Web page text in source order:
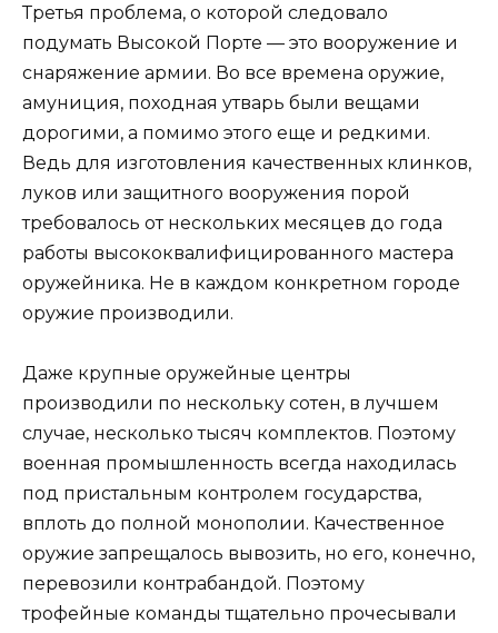
Третья проблема, о которой следовало
подумать Высокой Порте — это вооружение и
снаряжение армии. Во все времена оружие,
амуниция, походная утварь были вещами
дорогими, а помимо этого еще и редкими.
Ведь для изготовления качественных клинков,
луков или защитного вооружения порой
требовалось от нескольких месяцев до года
работы высококвалифицированного мастера
оружейника. Не в каждом конкретном городе
оружие производили.
Даже крупные оружейные центры
производили по нескольку сотен, в лучшем
случае, несколько тысяч комплектов. Поэтому
военная промышленность всегда находилась
под пристальным контролем государства,
вплоть до полной монополии. Качественное
оружие запрещалось вывозить, но его, конечно,
перевозили контрабандой. Поэтому
трофейные команды тщательно прочесывали